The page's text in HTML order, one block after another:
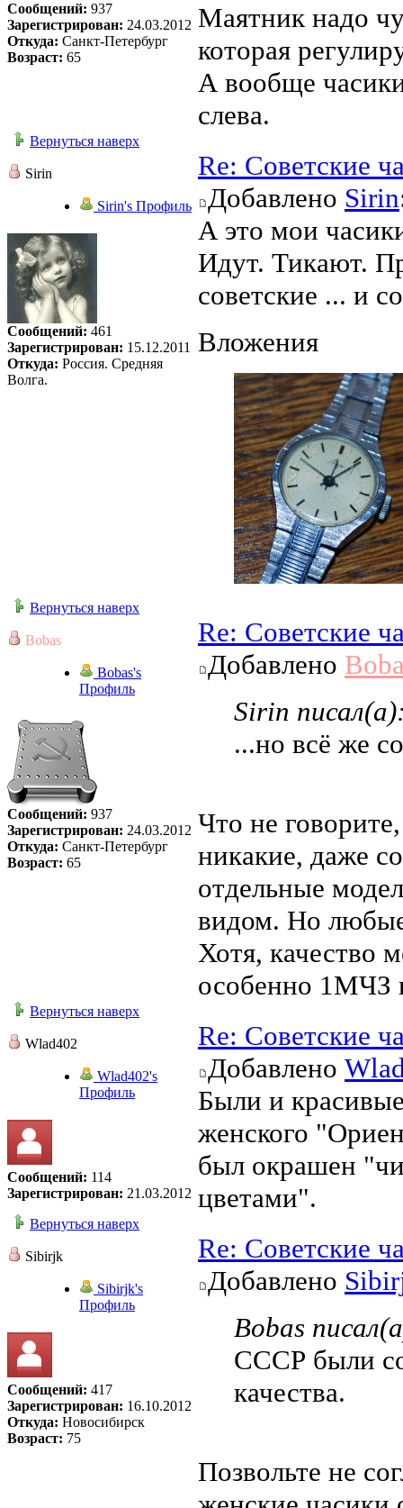
Сообщений: 937
Зарегистрирован: 24.03.2012
Откуда: Санкт-Петербург
Возраст: 65
Маятник надо
которая
А вообще
слева.
Вернуться наверх
Sirin
Sirin's Профиль
Сообщений: 461
Зарегистрирован: 15.12.2011
Откуда: Россия. Средняя
Волга.
Re: Советские
Добавлено Sirin
А это мои
Идут. Тикают.
советские ... и
Вложения
Вернуться наверх
Bobas
Bobas's
Профиль
Сообщений: 937
Зарегистрирован: 24.03.2012
Откуда: Санкт-Петербург
Возраст: 65
Re: Советские
Добавлено
Sirin
...но всё же
Что не
никакие, даже
отдельные
видом. Но
Хотя, качество
особенно 1МЧЗ
Вернуться наверх
Wlad402
Wlad402's
Профиль
Сообщений: 114
Зарегистрирован: 21.03.2012
Re: Советские
Добавлено
Были и
женского
был окрашен
цветами".
Вернуться наверх
Sibirjk
Sibirjk's
Профиль
Сообщений: 417
Зарегистрирован: 16.10.2012
Откуда: Новосибирск
Возраст: 75
Re: Советские
Добавлено
Bobas
СССР были
качества.
Позвольте не